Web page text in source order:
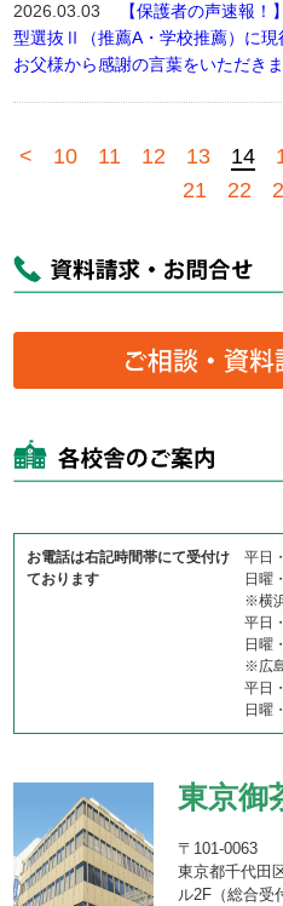
2026.03.03
【保護者の声速報
型選抜Ⅱ（推薦A・学校推薦）に
お父様から感謝の言葉をいただき
< 10 11 12 13 14
21
22
お電話は右記時間帯にて受付け
ております
平日
日曜
※横
平日
日曜
※広
平日
日曜
東京御
〒101-0063
東京都千代田
ル2F（総合受